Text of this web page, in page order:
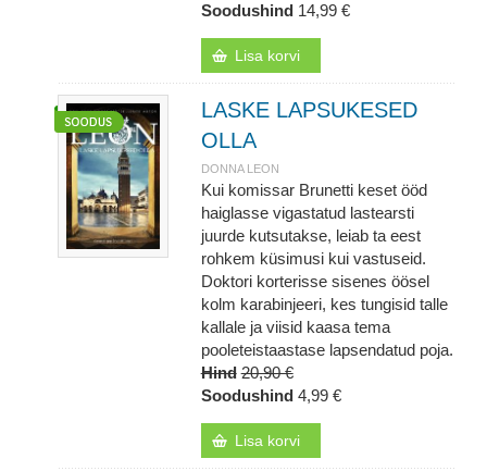
Soodushind 14,99 €
Lisa korvi
LASKE LAPSUKESED
OLLA
DONNA LEON
Kui komissar Brunetti keset ööd
haiglasse vigastatud lastearsti
juurde kutsutakse, leiab ta eest
rohkem küsimusi kui vastuseid.
Doktori korterisse sisenes öösel
kolm karabinjeeri, kes tungisid talle
kallale ja viisid kaasa tema
pooleteistaastase lapsendatud poja.
Hind 20,90 €
Soodushind 4,99 €
Lisa korvi